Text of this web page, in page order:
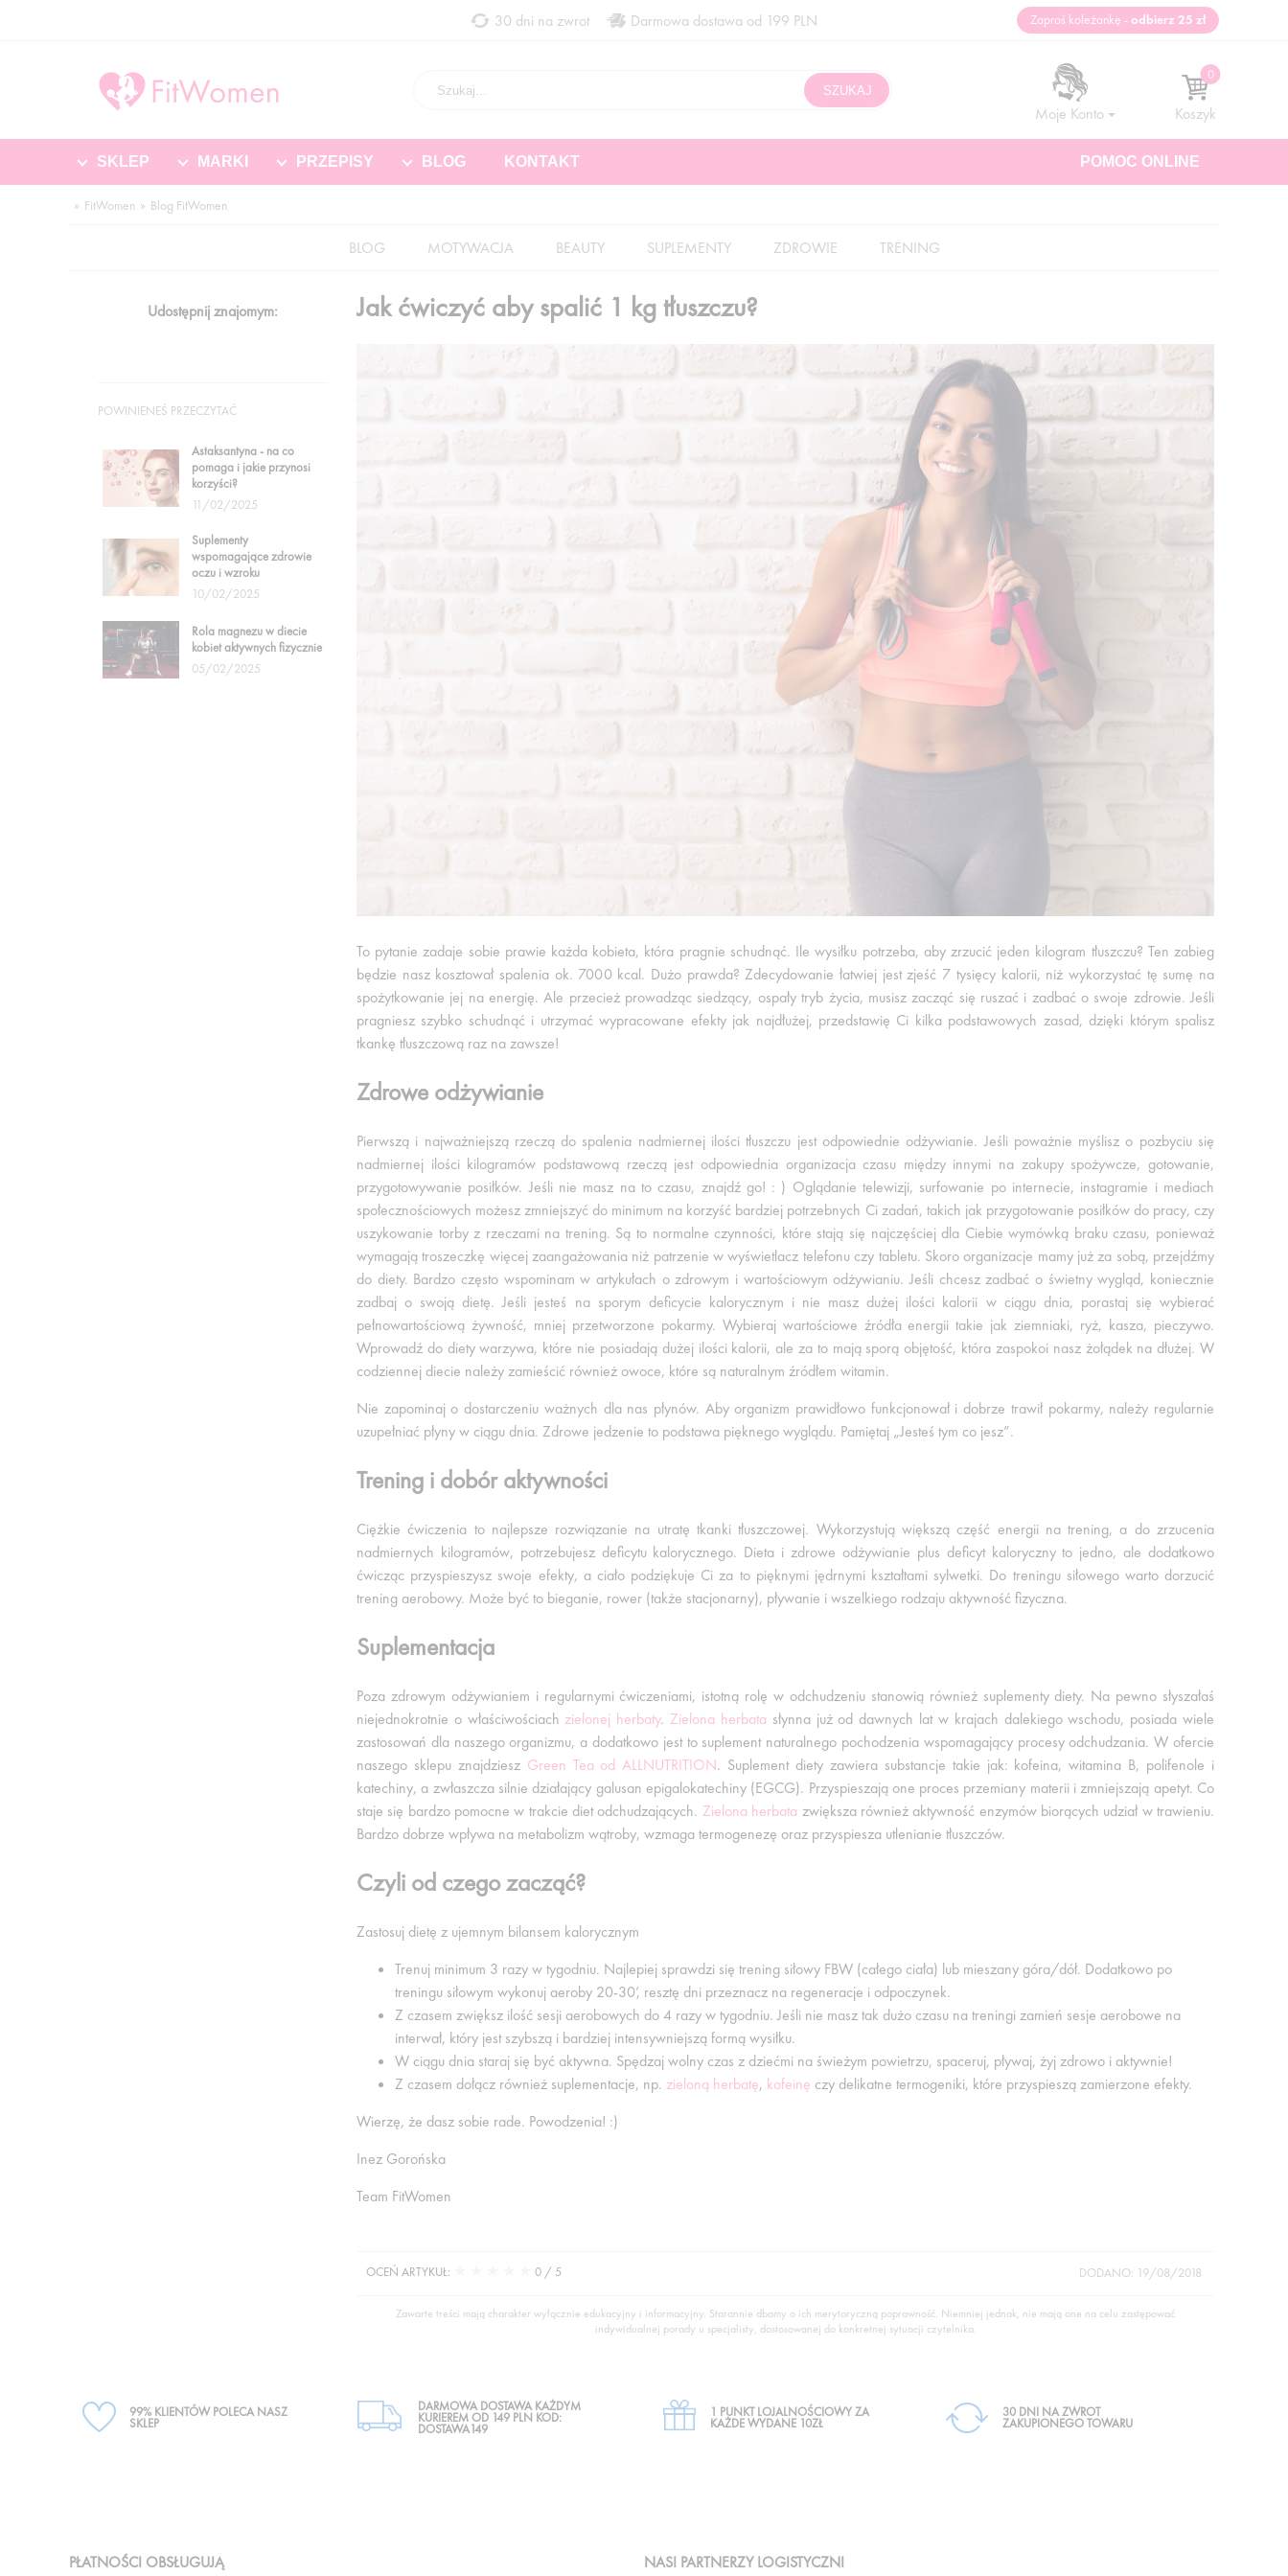
30 dni na zwrot Darmowa dostawa od 199 PLN
Koszyk
Moje Konto
SKLEP MARKI PRZEPISY BLOG KONTAKT POMOC ONLINE
Zaproś koleżankę -odbierz 25 zł
FitWomen Blog FitWomen
BLOG MOTYWACJA BEAUTY SUPLEMENTY ZDROWIE TRENING
Jak ćwiczyć aby spalić 1 kg tłuszczu?
To pytanie zadaje sobie prawie każda kobieta, która pragnie schudnąć. Ile wysiłku potrzeba, aby zrzucić jeden kilogram tłuszczu? Ten zabieg
będzie nasz kosztował spalenia ok. 7000 kcal. Dużo prawda? Zdecydowanie łatwiej jest zjeść 7 tysięcy kalorii, niż wykorzystać tę sumę na
spożytkowanie jej na energię. Ale przecież prowadząc siedzący, ospały tryb życia, musisz zacząć się ruszać i zadbać o swoje zdrowie. Jeśli
pragniesz szybko schudnąć i utrzymać wypracowane efekty jak najdłużej, przedstawię Ci kilka podstawowych zasad, dzięki którym spalisz
tkankę tłuszczową raz na zawsze!
Zdrowe odżywianie
Pierwszą i najważniejszą rzeczą do spalenia nadmiernej ilości tłuszczu jest odpowiednie odżywianie. Jeśli poważnie myślisz o pozbyciu się
nadmiernej ilości kilogramów podstawową rzeczą jest odpowiednia organizacja czasu między innymi na zakupy spożywcze, gotowanie,
przygotowywanie posiłków. Jeśli nie masz na to czasu, znajdź go! : ) Oglądanie telewizji, surfowanie po internecie, instagramie i mediach
społecznościowych możesz zmniejszyć do minimum na korzyść bardziej potrzebnych Ci zadań, takich jak przygotowanie posiłków do pracy, czy
uszykowanie torby z rzeczami na trening. Są to normalne czynności, które stają się najczęściej dla Ciebie wymówką braku czasu, ponieważ
wymagają troszeczkę więcej zaangażowania niż patrzenie w wyświetlacz telefonu czy tabletu. Skoro organizacje mamy już za sobą, przejdźmy
do diety. Bardzo często wspominam w artykułach o zdrowym i wartościowym odżywianiu. Jeśli chcesz zadbać o świetny wygląd, koniecznie
zadbaj o swoją dietę. Jeśli jesteś na sporym deficycie kalorycznym i nie masz dużej ilości kalorii w ciągu dnia, porastaj się wybierać
pełnowartościową żywność, mniej przetworzone pokarmy. Wybieraj wartościowe źródła energii takie jak ziemniaki, ryż, kasza, pieczywo.
Wprowadź do diety warzywa, które nie posiadają dużej ilości kalorii, ale za to mają sporą objętość, która zaspokoi nasz żołądek na dłużej. W
codziennej diecie należy zamieścić również owoce, które są naturalnym źródłem witamin.
Nie zapominaj o dostarczeniu ważnych dla nas płynów. Aby organizm prawidłowo funkcjonował i dobrze trawił pokarmy, należy regularnie
uzupełniać płyny w ciągu dnia. Zdrowe jedzenie to podstawa pięknego wyglądu. Pamiętaj „Jesteś tym co jesz”.
Trening i dobór aktywności
Ciężkie ćwiczenia to najlepsze rozwiązanie na utratę tkanki tłuszczowej. Wykorzystują większą część energii na trening, a do zrzucenia
nadmiernych kilogramów, potrzebujesz deficytu kalorycznego. Dieta i zdrowe odżywianie plus deficyt kaloryczny to jedno, ale dodatkowo
ćwicząc przyspieszysz swoje efekty, a ciało podziękuje Ci za to pięknymi jędrnymi kształtami sylwetki. Do treningu siłowego warto dorzucić
trening aerobowy. Może być to bieganie, rower (także stacjonarny), pływanie i wszelkiego rodzaju aktywność fizyczna.
Suplementacja
Poza zdrowym odżywianiem i regularnymi ćwiczeniami, istotną rolę w odchudzeniu stanowią również suplementy diety. Na pewno słyszałaś
niejednokrotnie o właściwościachzielonej herbaty. Zielona herbata słynna już od dawnych lat w krajach dalekiego wschodu, posiada wiele
zastosowań dla naszego organizmu, a dodatkowo jest to suplement naturalnego pochodzenia wspomagający procesy odchudzania. W ofercie
naszego sklepu znajdziesz Green Tea od ALLNUTRITION. Suplement diety zawiera substancje takie jak: kofeina, witamina B, polifenole i
katechiny, a zwłaszcza silnie działający galusan epigalokatechiny (EGCG). Przyspieszają one proces przemiany materii i zmniejszają apetyt. Co
staje się bardzo pomocne w trakcie diet odchudzających. Zielona herbata zwiększa również aktywność enzymów biorących udział w trawieniu.
Bardzo dobrze wpływa na metabolizm wątroby, wzmaga termogenezę oraz przyspiesza utlenianie tłuszczów.
Czyli od czego zacząć?
Zastosuj dietę z ujemnym bilansem kalorycznym
Trenuj minimum 3 razy w tygodniu. Najlepiej sprawdzi się trening siłowy FBW (całego ciała) lub mieszany góra/dół. Dodatkowo po
treningu siłowym wykonuj aeroby 20-30’, resztę dni przeznacz na regeneracje i odpoczynek.
Z czasem zwiększ ilość sesji aerobowych do 4 razy w tygodniu. Jeśli nie masz tak dużo czasu na treningi zamień sesje aerobowe na
interwał, który jest szybszą i bardziej intensywniejszą formą wysiłku.
W ciągu dnia staraj się być aktywna. Spędzaj wolny czas z dziećmi na świeżym powietrzu, spaceruj, pływaj, żyj zdrowo i aktywnie!
Z czasem dołącz również suplementacje, np. zieloną herbatę, kofeinę czy delikatne termogeniki, które przyspieszą zamierzone efekty.
Wierzę, że dasz sobie rade. Powodzenia! :)
Inez Gorońska
Team FitWomen
DODANO: 19/08/2018
OCEŃ ARTYKUŁ: 0 / 5
Zawarte treści mają charakter wyłącznie edukacyjny i informacyjny. Starannie dbamy o ich merytoryczną poprawność. Niemniej jednak, nie mają one na celu zastępować
indywidualnej porady u specjalisty, dostosowanej do konkretnej sytuacji czytelnika.
Udostępnij znajomym:
POWINIENEŚ PRZECZYTAĆ
Astaksantyna - na co
pomaga i jakie przynosi
korzyści?
11/02/2025
Suplementy
wspomagające zdrowie
oczu i wzroku
10/02/2025
Rola magnezu w diecie
kobiet aktywnych fizycznie
05/02/2025
99% KLIENTÓW POLECA NASZ
SKLEP
DARMOWA DOSTAWA KAŻDYM
KURIEREM OD 149 PLN KOD:
DOSTAWA149
1 PUNKT LOJALNOŚCIOWY ZA
KAŻDE WYDANE 10ZŁ
30 DNI NA ZWROT
ZAKUPIONEGO TOWARU
PŁATNOŚCI OBSŁUGUJĄ NASI PARTNERZY LOGISTYCZNI